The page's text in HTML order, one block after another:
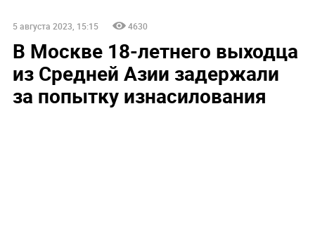
5 августа 2023, 15:15 4630
В Москве 18-летнего выходца
из Средней Азии задержали
за попытку изнасилования